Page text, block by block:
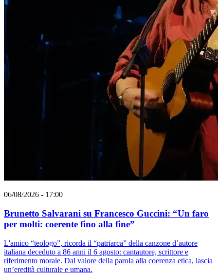
06/08/2026 - 17:00
Brunetto Salvarani su Francesco Guccini: “Un faro
per molti: coerente fino alla fine”
L'amico “teologo”, ricorda il “patriarca” della canzone d’autore
italiana deceduto a 86 anni il 6 agosto: cantautore, scrittore e
riferimento morale. Dal valore della parola alla coerenza etica, lascia
un’eredità culturale e umana.